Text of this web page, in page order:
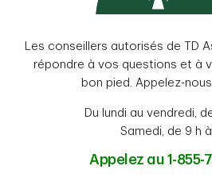
Les conseillers autorisés de TD
répondre à vos questions et à
bon pied. Appelez-nous
Du lundi au vendredi,
Samedi, de 9 h à
Appelez au 1-855-